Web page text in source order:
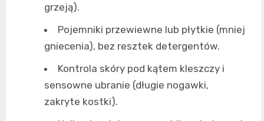
grzeją).
Pojemniki przewiewne lub płytkie (mniej
gniecenia), bez resztek detergentów.
Kontrola skóry pod kątem kleszczy i
sensowne ubranie (długie nogawki,
zakryte kostki).